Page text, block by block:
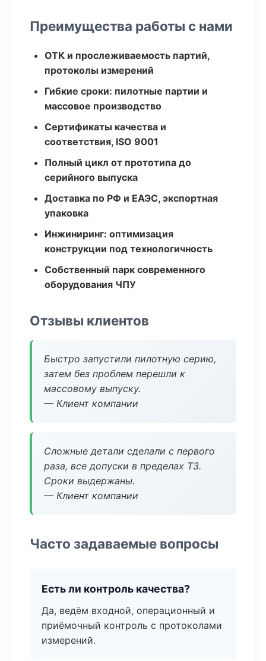
Преимущества работы с нами
ОТК и прослеживаемость партий,
протоколы измерений
Гибкие сроки: пилотные партии и
массовое производство
Сертификаты качества и
соответствия, ISO 9001
Полный цикл от прототипа до
серийного выпуска
Доставка по РФ и ЕАЭС, экспортная
упаковка
Инжиниринг: оптимизация
конструкции под технологичность
Собственный парк современного
оборудования ЧПУ
Отзывы клиентов
Быстро запустили пилотную серию,
затем без проблем перешли к
массовому выпуску.
— Клиент компании
Сложные детали сделали с первого
раза, все допуски в пределах ТЗ.
Сроки выдержаны.
— Клиент компании
Часто задаваемые вопросы
Есть ли контроль качества?
Да, ведём входной, операционный и
приёмочный контроль с протоколами
измерений.